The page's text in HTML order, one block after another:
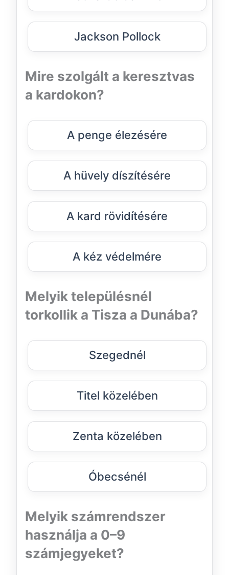
Jackson Pollock
Mire szolgált a keresztvas
a kardokon?
A penge élezésére
A hüvely díszítésére
A kard rövidítésére
A kéz védelmére
Melyik településnél
torkollik a Tisza a Dunába?
Szegednél
Titel közelében
Zenta közelében
Óbecsénél
Melyik számrendszer
használja a 0–9
számjegyeket?